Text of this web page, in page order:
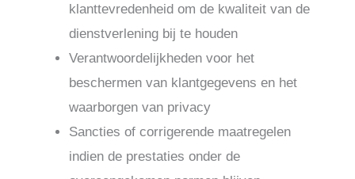
klanttevredenheid om de kwaliteit van de
dienstverlening bij te houden
Verantwoordelijkheden voor het
beschermen van klantgegevens en het
waarborgen van privacy
Sancties of corrigerende maatregelen
indien de prestaties onder de